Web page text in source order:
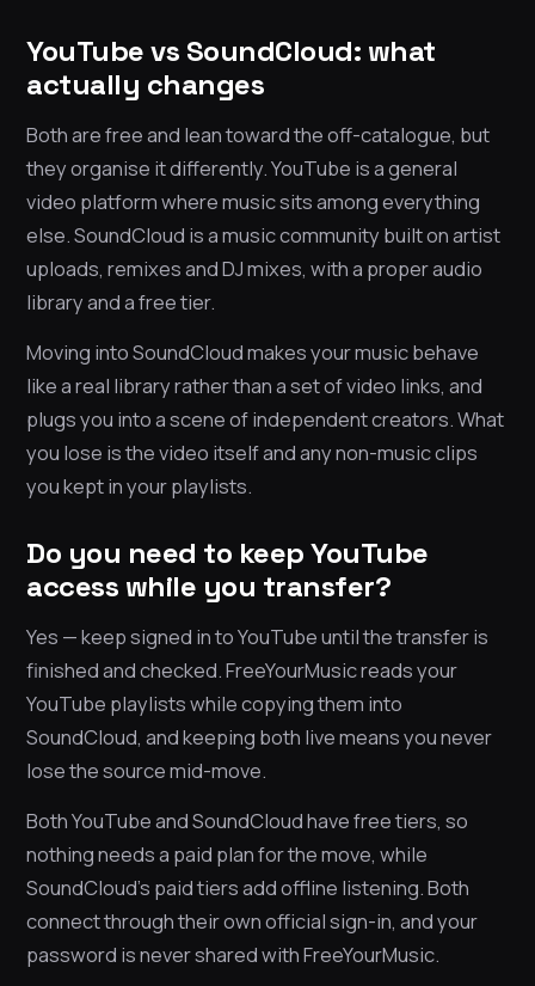
YouTube vs SoundCloud: what
actually changes
Both are free and lean toward the off-catalogue, but
they organise it differently. YouTube is a general
video platform where music sits among everything
else. SoundCloud is a music community built on artist
uploads, remixes and DJ mixes, with a proper audio
library and a free tier.
Moving into SoundCloud makes your music behave
like a real library rather than a set of video links, and
plugs you into a scene of independent creators. What
you lose is the video itself and any non-music clips
you kept in your playlists.
Do you need to keep YouTube
access while you transfer?
Yes — keep signed in to YouTube until the transfer is
finished and checked. FreeYourMusic reads your
YouTube playlists while copying them into
SoundCloud, and keeping both live means you never
lose the source mid-move.
Both YouTube and SoundCloud have free tiers, so
nothing needs a paid plan for the move, while
SoundCloud’s paid tiers add offline listening. Both
connect through their own official sign-in, and your
password is never shared with FreeYourMusic.